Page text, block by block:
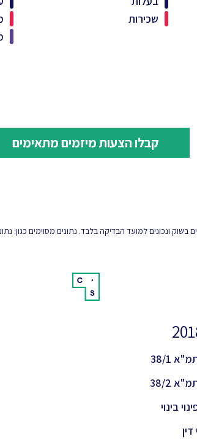
שכירות
קבלו הצעות מיזמים מתאימים
ונכונים למועד הבדיקה בלבד. נתונים מסוימים כגון:
38/1
38/2
בינוי